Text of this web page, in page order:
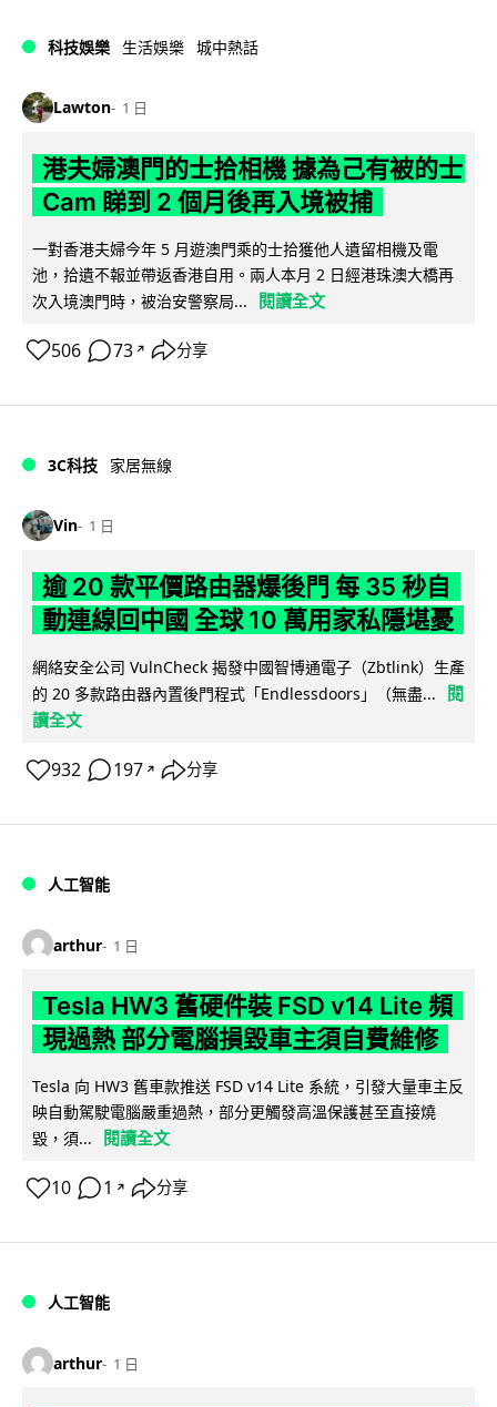
科技娛樂 生活娛樂 城中熱話
Lawton 1 日
港夫婦澳門的士拾相機 據為己有被的士
Cam 睇到 2 個月後再入境被捕
一對香港夫婦今年 5 月遊澳門乘的士拾獲他人遺留相機及電
池，拾遺不報並帶返香港自用。兩人本月 2 日經港珠澳大橋再
次入境澳門時，被治安警察局...
閱讀全文
506 73 ↗ 分享
3C科技 家居無線
Vin 1 日
逾 20 款平價路由器爆後門 每 35 秒自
動連線回中國 全球 10 萬用家私隱堪憂
網絡安全公司 VulnCheck 揭發中國智博通電子（Zbtlink）生產
的 20 多款路由器內置後門程式「Endlessdoors」（無盡...
閱
讀全文
932 197 ↗ 分享
人工智能
arthur 1 日
Tesla HW3 舊硬件裝 FSD v14 Lite 頻
現過熱 部分電腦損毀車主須自費維修
Tesla 向 HW3 舊車款推送 FSD v14 Lite 系統，引發大量車主反
映自動駕駛電腦嚴重過熱，部分更觸發高溫保護甚至直接燒
毀，須...
閱讀全文
10 1 ↗ 分享
人工智能
arthur 1 日